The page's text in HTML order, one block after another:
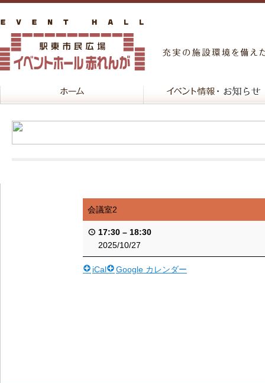
会議室2
17:30 – 18:30
2025/10/27
iCal Google カレンダー